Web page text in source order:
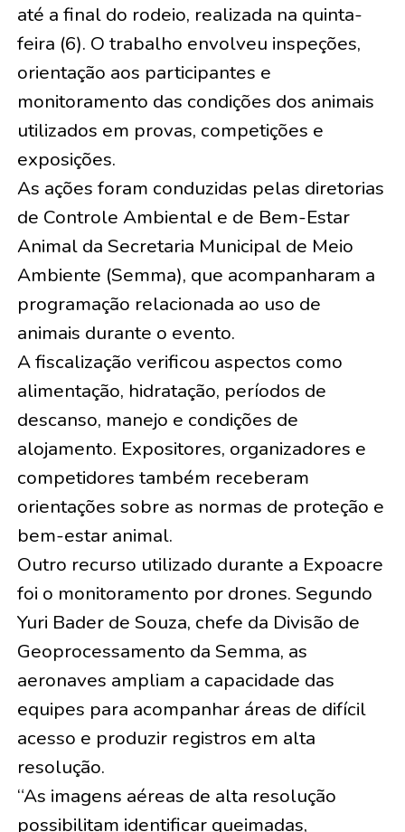
até a final do rodeio, realizada na quinta-
feira (6). O trabalho envolveu inspeções,
orientação aos participantes e
monitoramento das condições dos animais
utilizados em provas, competições e
exposições.
As ações foram conduzidas pelas diretorias
de Controle Ambiental e de Bem-Estar
Animal da Secretaria Municipal de Meio
Ambiente (Semma), que acompanharam a
programação relacionada ao uso de
animais durante o evento.
A fiscalização verificou aspectos como
alimentação, hidratação, períodos de
descanso, manejo e condições de
alojamento. Expositores, organizadores e
competidores também receberam
orientações sobre as normas de proteção e
bem-estar animal.
Outro recurso utilizado durante a Expoacre
foi o monitoramento por drones. Segundo
Yuri Bader de Souza, chefe da Divisão de
Geoprocessamento da Semma, as
aeronaves ampliam a capacidade das
equipes para acompanhar áreas de difícil
acesso e produzir registros em alta
resolução.
“As imagens aéreas de alta resolução
possibilitam identificar queimadas,